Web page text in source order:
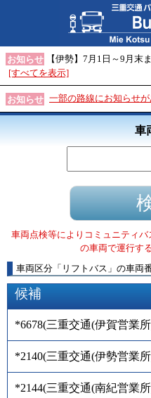
お知らせ
【伊勢】7月1日～9月末
[すべてを表示]
お知らせ 一部の路線にお知らせ
車
車両点検等によりコミュニティ
の車両で運行す
車両区分 「 リフトバス 」 の車両
候補
*6678(三重交通(伊賀営業
*2140(三重交通(伊勢営業
*2144(三重交通(南紀営業